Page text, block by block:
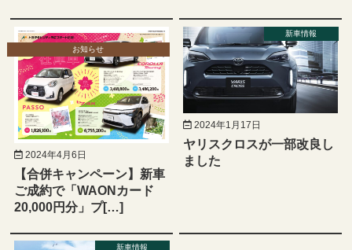
お知らせ
2024年4月6日
【合併キャンペーン】新車
ご成約で「WAONカード
20,000円分」プ[…]
新車情報
2024年1月17日
ヤリスクロスが一部改良し
ました
新車情報